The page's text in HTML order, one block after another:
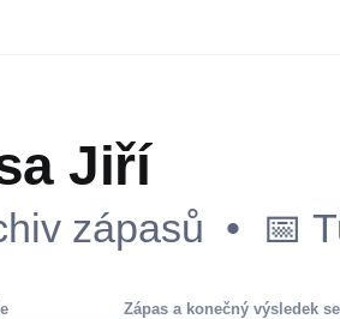
Jiří
zápasů • 📅
Zápas a konečný výsledek